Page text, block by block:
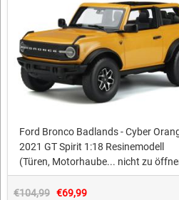
Ford Bronco Badlands - Cyber
2021 GT Spirit 1:18 Resinemodell
(Türen, Motorhaube... nicht zu
€104,99 €69,99